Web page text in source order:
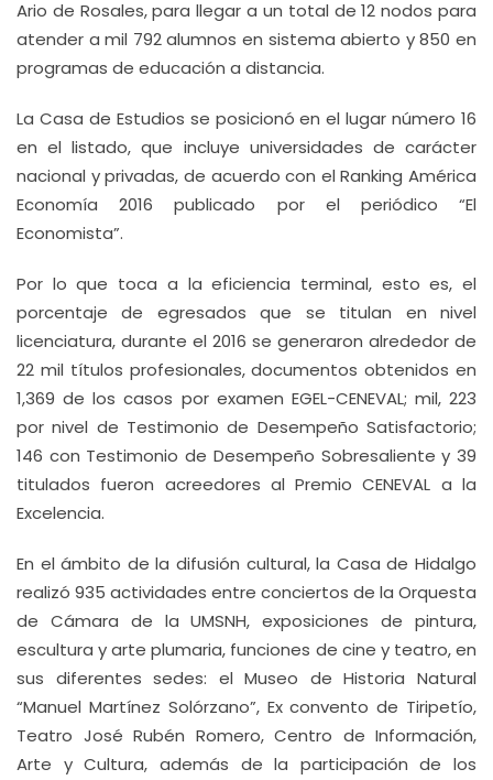
Ario de Rosales, para llegar a un total de 12 nodos para
atender a mil 792 alumnos en sistema abierto y 850 en
programas de educación a distancia.
La Casa de Estudios se posicionó en el lugar número 16
en el listado, que incluye universidades de carácter
nacional y privadas, de acuerdo con el Ranking América
Economía 2016 publicado por el periódico “El
Economista”.
Por lo que toca a la eficiencia terminal, esto es, el
porcentaje de egresados que se titulan en nivel
licenciatura, durante el 2016 se generaron alrededor de
22 mil títulos profesionales, documentos obtenidos en
1,369 de los casos por examen EGEL-CENEVAL; mil, 223
por nivel de Testimonio de Desempeño Satisfactorio;
146 con Testimonio de Desempeño Sobresaliente y 39
titulados fueron acreedores al Premio CENEVAL a la
Excelencia.
En el ámbito de la difusión cultural, la Casa de Hidalgo
realizó 935 actividades entre conciertos de la Orquesta
de Cámara de la UMSNH, exposiciones de pintura,
escultura y arte plumaria, funciones de cine y teatro, en
sus diferentes sedes: el Museo de Historia Natural
“Manuel Martínez Solórzano”, Ex convento de Tiripetío,
Teatro José Rubén Romero, Centro de Información,
Arte y Cultura, además de la participación de los